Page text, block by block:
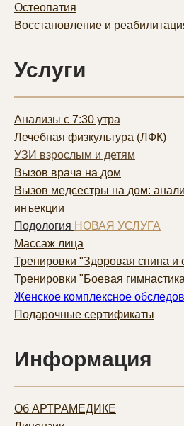
Остеопатия
Восстановление и
Услуги
Анализы с 7:30 утра
Лечебная физкультура (ЛФК)
УЗИ взрослым и детям
Вызов врача на дом
Вызов медсестры на дом:
инъекции
Подология НОВАЯ УСЛУГА
Массаж лица
Тренировки "Здоровая спина и
Тренировки "Боевая
Женское комплексное
Подарочные сертификаты
Информация
Об АРТРАМЕДИКЕ